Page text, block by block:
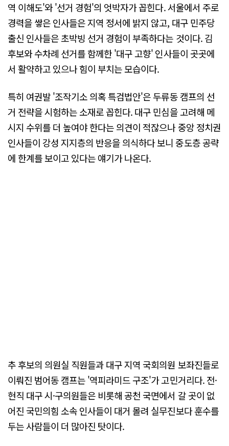
역 이해도'와 '선거 경험'의 엇박자가 꼽힌다. 서울에서 주로
경력을 쌓은 인사들은 지역 정서에 밝지 않고, 대구 민주당
출신 인사들은 초박빙 선거 경험이 부족하다는 것이다. 김
후보와 수차례 선거를 함께한 '대구 고향' 인사들이 곳곳에
서 활약하고 있으나 힘이 부치는 모습이다.
특히 여권발 '조작기소 의혹 특검법안'은 두류동 캠프의 선
거 전략을 시험하는 소재로 꼽힌다. 대구 민심을 고려해 메
시지 수위를 더 높여야 한다는 의견이 적잖으나 중앙 정치권
인사들이 강성 지지층의 반응을 의식하다 보니 중도층 공략
에 한계를 보이고 있다는 얘기가 나온다.
추 후보의 의원실 직원들과 대구 지역 국회의원 보좌진들로
이뤄진 범어동 캠프는 '역피라미드 구조'가 고민거리다. 전·
현직 대구 시·구의원들은 비롯해 공천 국면에서 갈 곳이 없
어진 국민의힘 소속 인사들이 대거 몰려 실무진보다 훈수를
두는 사람들이 더 많아진 탓이다.